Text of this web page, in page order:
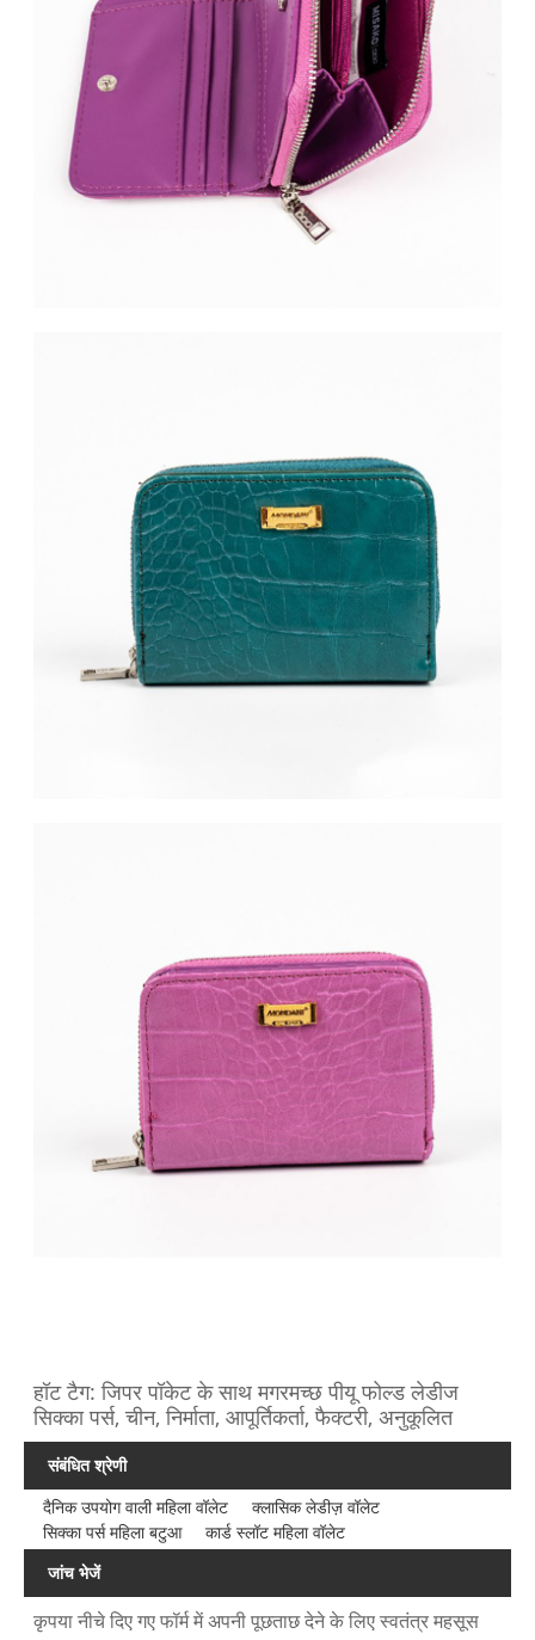
हॉट टैग: जिपर पॉकेट के साथ मगरमच्छ पीयू फोल्ड लेडीज
सिक्का पर्स, चीन, निर्माता, आपूर्तिकर्ता, फैक्टरी, अनुकूलित
संबंधित श्रेणी
दैनिक उपयोग वाली महिला वॉलेट
क्लासिक लेडीज़ वॉलेट
सिक्का पर्स महिला बटुआ
कार्ड स्लॉट महिला वॉलेट
जांच भेजें
कृपया नीचे दिए गए फॉर्म में अपनी पूछताछ देने के लिए स्वतंत्र महसूस